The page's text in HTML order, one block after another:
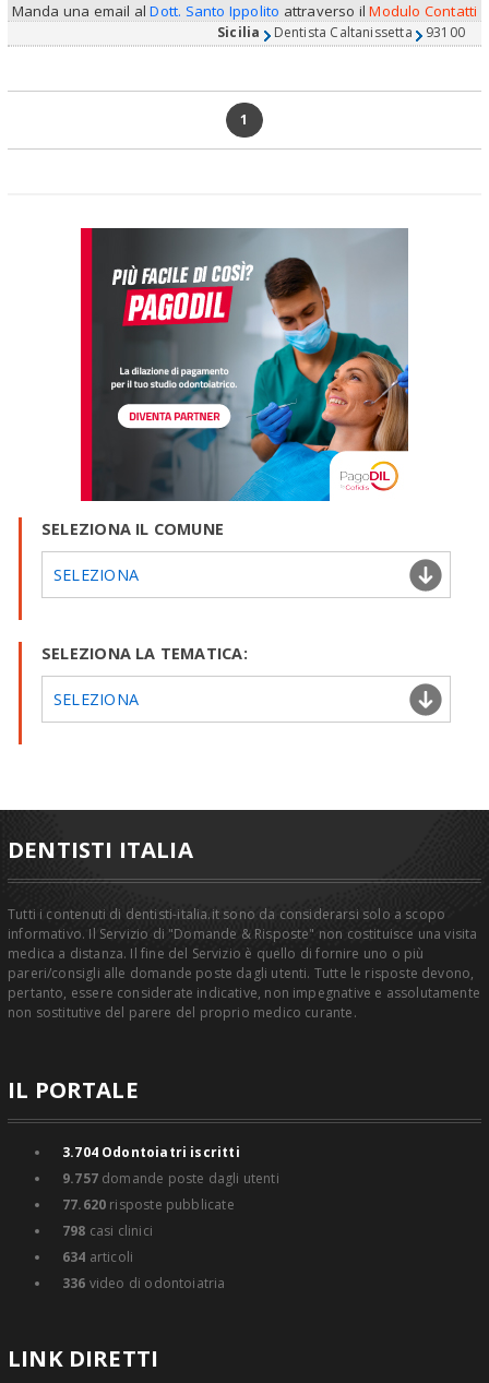
Manda una email alDott. Santo Ippolito attraverso ilModulo Contatti
Sicilia Dentista Caltanissetta 93100
1
SELEZIONA IL COMUNE
SELEZIONA
SELEZIONA LA TEMATICA:
SELEZIONA
DENTISTI ITALIA
Tutti i contenuti di dentisti-italia.it sono da considerarsi solo a scopo
informativo. Il Servizio di "Domande & Risposte" non costituisce una visita
medica a distanza. Il fine del Servizio è quello di fornire uno o più
pareri/consigli alle domande poste dagli utenti. Tutte le risposte devono,
pertanto, essere considerate indicative, non impegnative e assolutamente
non sostitutive del parere del proprio medico curante.
IL PORTALE
3.704Odontoiatri iscritti
9.757domande poste dagli utenti
77.620 risposte pubblicate
798 casi clinici
634 articoli
336 video di odontoiatria
LINK DIRETTI